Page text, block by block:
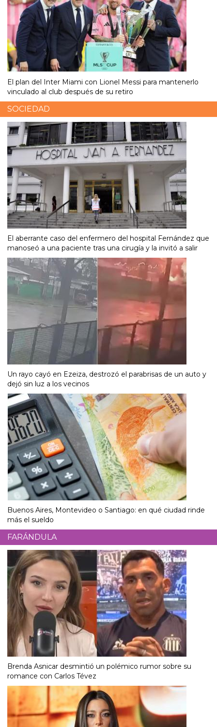
El plan del Inter Miami con Lionel Messi para mantenerlo
vinculado al club después de su retiro
SOCIEDAD
El aberrante caso del enfermero del hospital Fernández que
manoseó a una paciente tras una cirugía y la invitó a salir
Un rayo cayó en Ezeiza, destrozó el parabrisas de un auto y
dejó sin luz a los vecinos
Buenos Aires, Montevideo o Santiago: en qué ciudad rinde
más el sueldo
FARÁNDULA
Brenda Asnicar desmintió un polémico rumor sobre su
romance con Carlos Tévez